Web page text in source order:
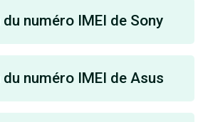
numéro IMEI de Sony
numéro IMEI de Asus